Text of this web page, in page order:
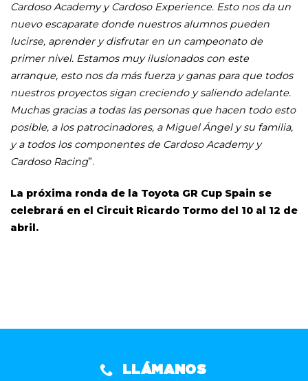
Cardoso Academy y Cardoso Experience. Esto nos da un
nuevo escaparate donde nuestros alumnos pueden
lucirse, aprender y disfrutar en un campeonato de
primer nivel. Estamos muy ilusionados con este
arranque, esto nos da más fuerza y ganas para que todos
nuestros proyectos sigan creciendo y saliendo adelante.
Muchas gracias a todas las personas que hacen todo esto
posible, a los patrocinadores, a Miguel Ángel y su familia,
y a todos los componentes de Cardoso Academy y
Cardoso Racing”.
La próxima ronda de la Toyota GR Cup Spain se
celebrará en el Circuit Ricardo Tormo del 10 al 12 de
abril.
LLÁMANOS